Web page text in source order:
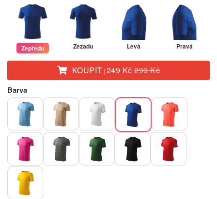
Zepředu Zezadu Levá Pravá
KOUPIT | 249 Kč299 Kč
Barva